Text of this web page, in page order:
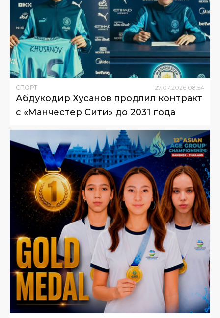
СПОРТ 27.07.2026 08:54
Абдукодир Хусанов продлил контракт
с «Манчестер Сити» до 2031 года